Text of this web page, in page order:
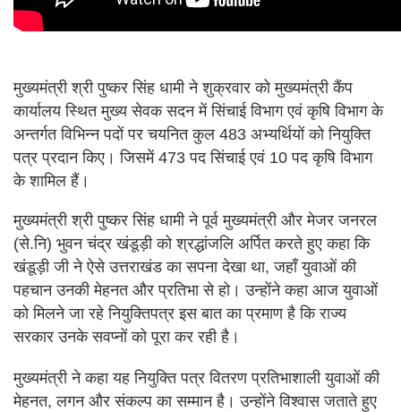
मुख्यमंत्री श्री पुष्कर सिंह धामी ने शुक्रवार को मुख्यमंत्री कैंप
कार्यालय स्थित मुख्य सेवक सदन में सिंचाई विभाग एवं कृषि विभाग के
अन्तर्गत विभिन्न पदों पर चयनित कुल 483 अभ्यर्थियों को नियुक्ति
पत्र प्रदान किए। जिसमें 473 पद सिंचाई एवं 10 पद कृषि विभाग
के शामिल हैं।
मुख्यमंत्री श्री पुष्कर सिंह धामी ने पूर्व मुख्यमंत्री और मेजर जनरल
(से.नि) भुवन चंद्र खंडूड़ी को श्रद्धांजलि अर्पित करते हुए कहा कि
खंडूड़ी जी ने ऐसे उत्तराखंड का सपना देखा था, जहाँ युवाओं की
पहचान उनकी मेहनत और प्रतिभा से हो। उन्होंने कहा आज युवाओं
को मिलने जा रहे नियुक्तिपत्र इस बात का प्रमाण है कि राज्य
सरकार उनके सवप्नों को पूरा कर रही है।
मुख्यमंत्री ने कहा यह नियुक्ति पत्र वितरण प्रतिभाशाली युवाओं की
मेहनत, लगन और संकल्प का सम्मान है। उन्होंने विश्वास जताते हुए